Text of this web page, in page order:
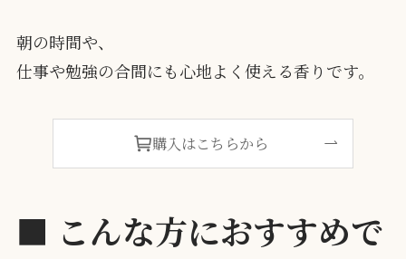
朝の時間や、
仕事や勉強の合間にも心地よく使える香りです。
購入はこちらから
■ こんな方におすすめで